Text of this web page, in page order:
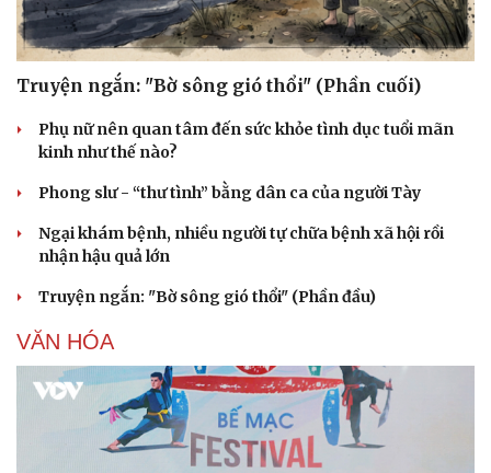
Truyện ngắn: "Bờ sông gió thổi" (Phần cuối)
Phụ nữ nên quan tâm đến sức khỏe tình dục tuổi mãn
kinh như thế nào?
Phong slư - “thư tình” bằng dân ca của người Tày
Ngại khám bệnh, nhiều người tự chữa bệnh xã hội rồi
nhận hậu quả lớn
Truyện ngắn: "Bờ sông gió thổi" (Phần đầu)
VĂN HÓA